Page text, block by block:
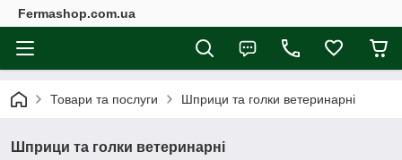
Fermashop.com.ua
Товари та послуги Шприци та голки ветеринарні
Шприци та голки ветеринарні